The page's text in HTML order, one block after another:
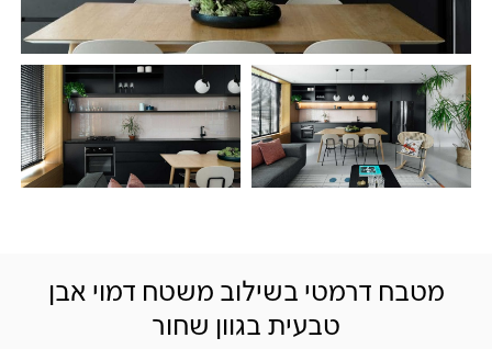
מטבח דרמטי בשילוב משטח דמוי אבן
טבעית בגוון שחור